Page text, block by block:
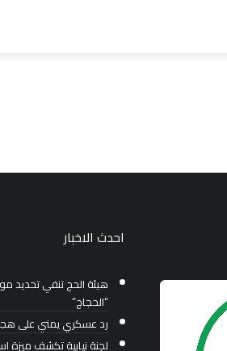
احدث الاخبار
هيئة الحج تنفي تحديد
“الحجاج”
رد عسكري يمني على
لجنة نيابية تكشف ميزة